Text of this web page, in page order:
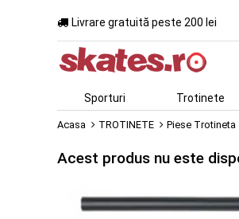
Livrare gratuită peste 200 lei
Sporturi Trotinete
Acasa TROTINETE Piese Trotineta
Acest produs nu este